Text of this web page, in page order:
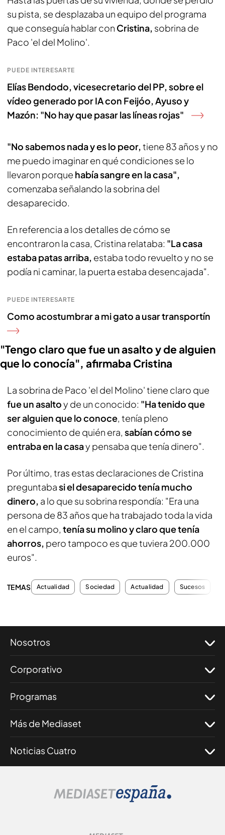
su pista, se desplazaba un equipo del programa
que conseguía hablar con Cristina, sobrina de
Paco 'el del Molino'.
PUEDE INTERESARTE
Elías Bendodo, vicesecretario del PP, sobre el
vídeo generado por IA con Feijóo, Ayuso y
Mazón: "No hay que pasar las líneas rojas"
"No sabemos nada y es lo peor,tiene 83 años y no
me puedo imaginar en qué condiciones se lo
llevaron porque había sangre en la casa",
comenzaba señalando la sobrina del
desaparecido.
En referencia a los detalles de cómo se
encontraron la casa, Cristina relataba: "La casa
estaba patas arriba, estaba todo revuelto y no se
podía ni caminar, la puerta estaba desencajada".
PUEDE INTERESARTE
Como acostumbrar a mi gato a usar transportín
"Tengo claro que fue un asalto y de alguien
que lo conocía", afirmaba Cristina
La sobrina de Paco 'el del Molino' tiene claro que
fue un asaltoy de un conocido: "Ha tenido que
ser alguien que lo conoce, tenía pleno
conocimiento de quién era, sabían cómo se
entraba en la casay pensaba que tenía dinero".
Por último, tras estas declaraciones de Cristina
preguntabasi el desaparecido tenía mucho
dinero, a lo que su sobrina respondía: "Era una
persona de 83 años que ha trabajado toda la vida
en el campo, tenía su molino y claro que tenía
ahorros, pero tampoco es que tuviera 200.000
euros".
TEMAS Actualidad Sociedad Actualidad Sucesos
Nosotros
Corporativo
Programas
Más de Mediaset
Noticias Cuatro